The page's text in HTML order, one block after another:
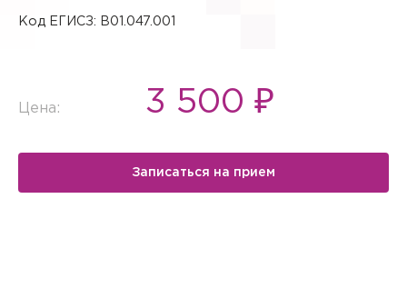
Код ЕГИСЗ: B01.047.001
Цена: 3 500 ₽
Записаться на прием